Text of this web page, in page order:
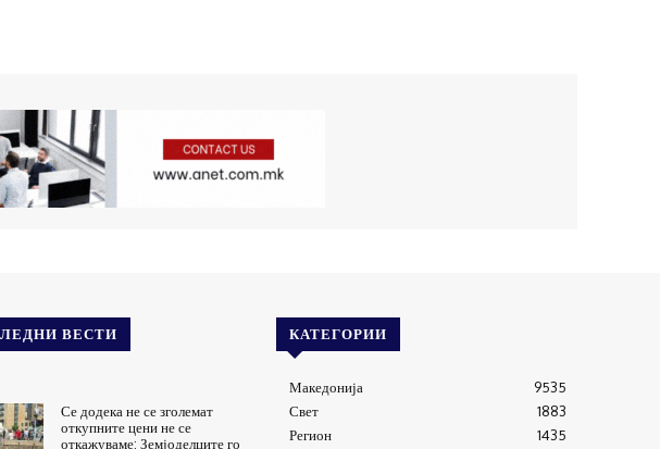
ВЕСТИ
Се додека не се зголемат
откупните цени не се
откажуваме: Земјоделците го
КАТЕГОРИИ
Македонија
9535
Свет
1883
Регион
1435